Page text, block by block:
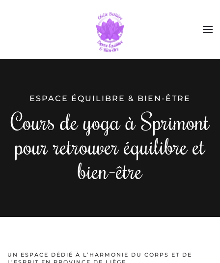
ESPACE ÉQUILIBRE & BIEN-ÊTRE
Cours de yoga à Sprimont
pour retrouver équilibre et
bien-être
UN ESPACE DÉDIÉ À L’HARMONIE DU CORPS ET DE